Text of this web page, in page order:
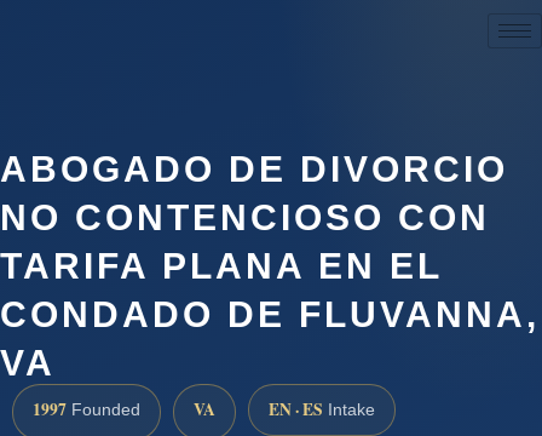
ABOGADO DE DIVORCIO
NO CONTENCIOSO CON
TARIFA PLANA EN EL
CONDADO DE FLUVANNA,
VA
1997 Founded VA EN · ES Intake